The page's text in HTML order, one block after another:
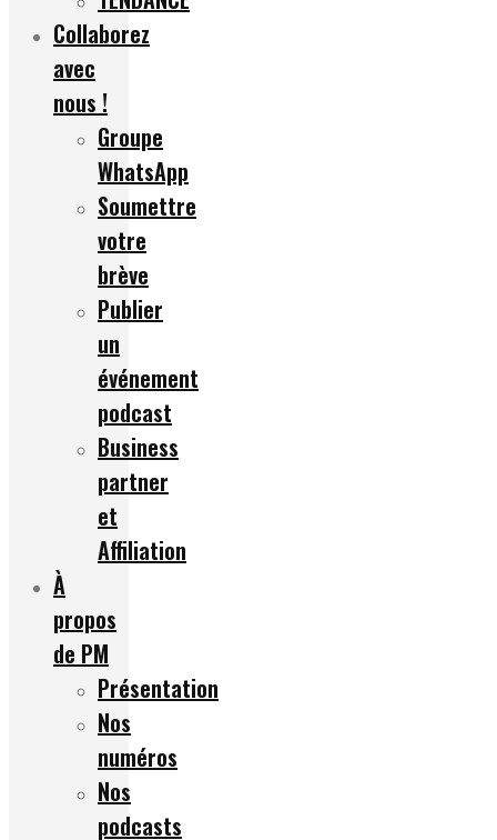
Collaborez
avec
nous !
Groupe
WhatsApp
Soumettre
votre
brève
Publier
un
événement
podcast
Business
partner
et
Affiliation
À
propos
de PM
Présentation
Nos
numéros
Nos
podcasts